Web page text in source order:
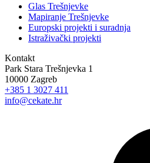
Glas Trešnjevke
Mapiranje Trešnjevke
Europski projekti i suradnja
Istraživački projekti
Kontakt
Park Stara Trešnjevka 1
10000 Zagreb
+385 1 3027 411
info@cekate.hr